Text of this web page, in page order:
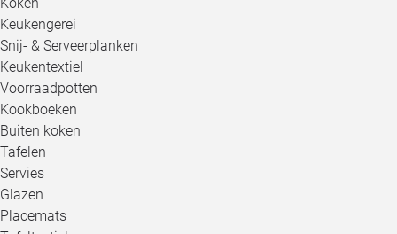
Keukengerei
Snij- & Serveerplanken
Keukentextiel
Voorraadpotten
Kookboeken
Buiten koken
Tafelen
Servies
Glazen
Placemats